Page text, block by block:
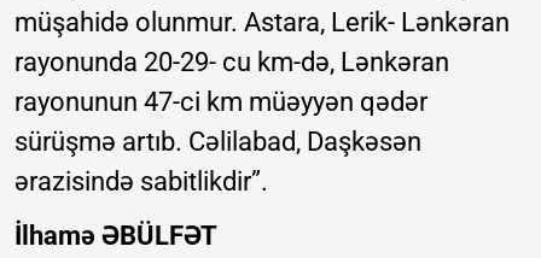
müşahidə olunmur. Astara, Lerik- Lənkəran
rayonunda 20-29- cu km-də, Lənkəran
rayonunun 47-ci km müəyyən qədər
sürüşmə artıb. Cəlilabad, Daşkəsən
ərazisində sabitlikdir”.
İlhamə ƏBÜLFƏT